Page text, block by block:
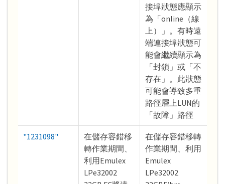
接埠狀態應顯示
為「online（線
上）」。有時遠
端連接埠狀態可
能會繼續顯示為
「封鎖」或「不
存在」。此狀態
可能會導致多重
路徑層上LUN的
「故障」路徑
"1231098"
在儲存容錯移
轉作業期間、
利用Emulex
LPe32002
在儲存容錯移轉
作業期間、利用
Emulex
LPe32002